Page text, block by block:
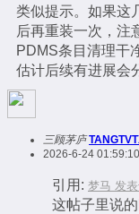
类似提示。如果这
后再重装一次，注
PDMS条目清理干
估计后续有进展会
三顾茅庐
2026-6-24 01:59:10
引用: 梦马 发
这帖子里说